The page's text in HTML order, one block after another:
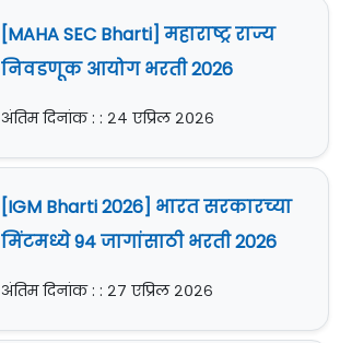
[MAHA SEC Bharti] महाराष्ट्र राज्य
निवडणूक आयोग भरती 2026
अंतिम दिनांक : : २४ एप्रिल २०२६
[IGM Bharti 2026] भारत सरकारच्या
मिंटमध्ये 94 जागांसाठी भरती 2026
अंतिम दिनांक : : २७ एप्रिल २०२६